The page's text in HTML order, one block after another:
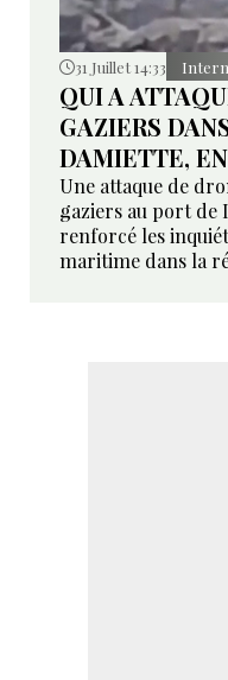
31 Juillet 14:33
QUI A
GAZIERS
DAMIETTE,
Une attaque de
gaziers au port de
renforcé les
maritime dans la